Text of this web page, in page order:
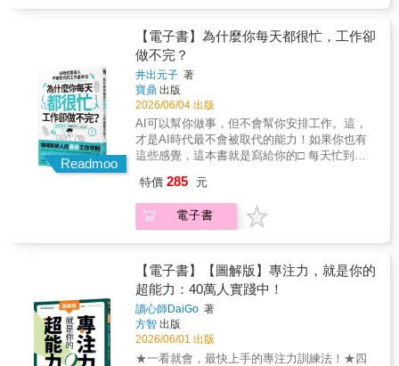
（Sally Hogshead），《紐約時報》暢銷書
《魅力》（Fascinate）作者大部分創業者一開
始往往充滿激情，卻因為操之過急，衝得太猛
太快而耗盡心力。本書提供了一劑解方，讓你
了解如何讓自己的事業持續成長，並一路守護
身心的健康。如果想保有清明理智並獲得成
功，本書不讀不可。——阿里．阿布達爾（Ali
Abdaal），暢銷書《高效原力》（Feel-Good
Productivity）作者
表層回報，體悟出人生中最重要、且最不會失
力：不是寫報告、做簡報、整理資料、回覆郵
件……，許多過去需要花費大量時間完成的工
作，現在只要幾秒鐘就能完成。 在職場上，有
一種能力至今仍難以被AI取代，就是—安排工
作的能力。因為AI雖然可以幫你「做事」，卻
不知道：什麼事情應該先做、工作應該怎麼安
排、什麼時候完成最合適、眼前的任務真正要
達成的目標是什麼。這些能力，才是職場上最
不容易被取代的競爭力。 本書作者井出元子長
年擔任企業經營顧問的祕書與人才培訓講師，
務。在高度忙碌的工作環境中，她逐漸整理出
一套高效率的工作安排方法。 透過書中88個實
戰技巧，你將學會最關鍵的3大能力：◆想清楚
標與條件。透過5W3H思考法，確保方向正確，
避免白忙一場。◆安排好工作的能力把任務拆
解為具體步驟，安排順序與時間，讓事情按照
最有效率的流程完成。◆把任務確實完成的能
力透過溝通、協調與執行，讓工作真正落地，
而不是停留在計畫。讀完這本書，你會開始做
Readmoo
【電子書】為什麼你每天都很忙，工作卻
做不完？
井出元子 著
寶鼎 出版
2026/06/04 出版
AI可以幫你做事，但不會幫你安排工作。這，
才是AI時代最不會被取代的能力！如果你也有
這些感覺，這本書就是寫給你的□ 每天忙到沒
作，總是被臨時任務打亂□ 待辦事項越來越
多，卻不知道該先做哪一件□ 常常忙了一整
天，卻沒有完成真正重要的事情□ AI愈來愈
力：不是寫報告、做簡報、整理資料、回覆郵
件……，許多過去需要花費大量時間完成的工
作，現在只要幾秒鐘就能完成。 在職場上，有
一種能力至今仍難以被AI取代，就是—安排工
作的能力。因為AI雖然可以幫你「做事」，卻
不知道：什麼事情應該先做、工作應該怎麼安
特價 285 元
電子書
【電子書】【圖解版】專注力，就是你的
超能力：40萬人實踐中！
讀心師DaiGo 著
方智 出版
2026/06/01 出版
★一看就會，最快上手的專注力訓練法！★四